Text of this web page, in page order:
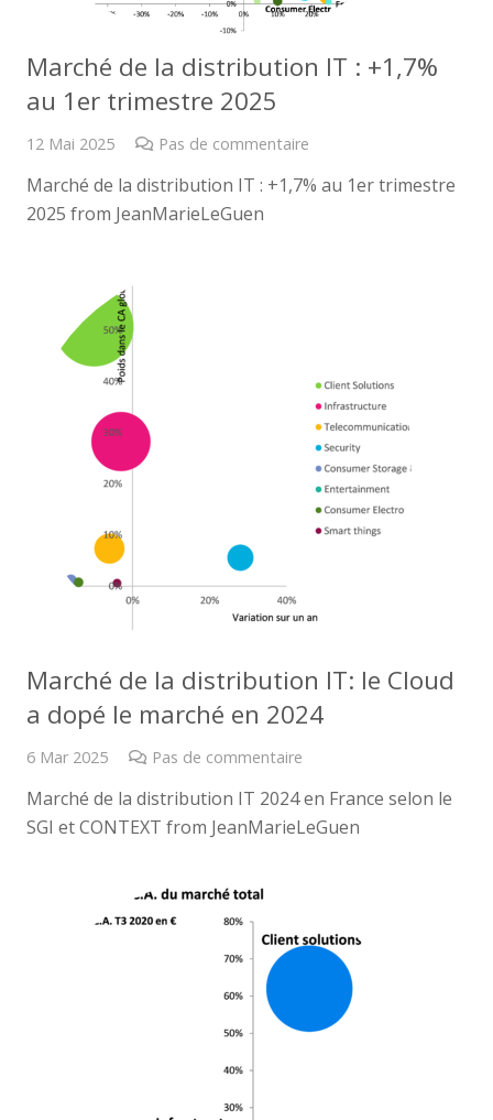
Marché de la distribution IT : +1,7%
au 1er trimestre 2025
12 Mai 2025 Pas de commentaire
Marché de la distribution IT : +1,7% au 1er trimestre
2025 from JeanMarieLeGuen
Marché de la distribution IT: le Cloud
a dopé le marché en 2024
6 Mar 2025 Pas de commentaire
Marché de la distribution IT 2024 en France selon le
SGI et CONTEXT from JeanMarieLeGuen